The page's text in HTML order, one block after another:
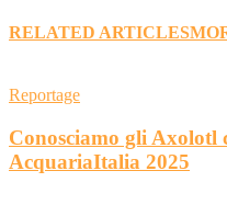
RELATED ARTICLES
Reportage
Conosciamo gli Axolotl
AcquariaItalia 2025